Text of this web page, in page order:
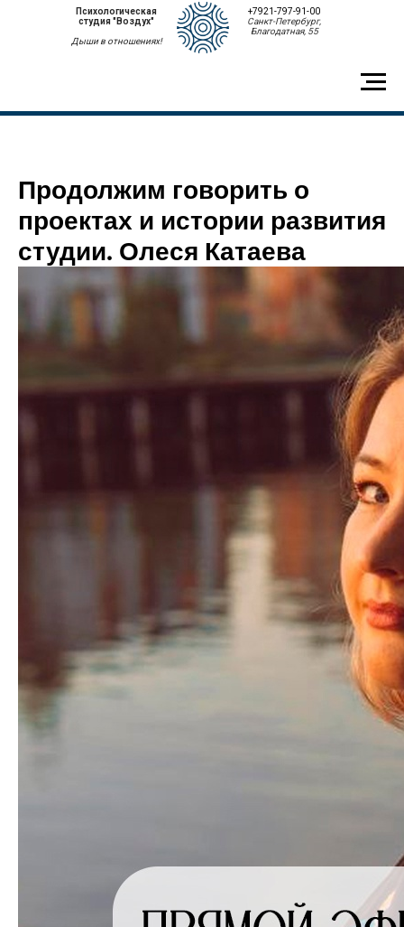
Психологическая
студия "Воздух"
Дыши в отношениях!
+7921-797-91-00
Санкт-Петербург,
Благодатная, 55
Продолжим говорить о
проектах и истории развития
студии. Олеся Катаева